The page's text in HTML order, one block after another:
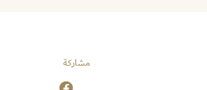
مشاركة